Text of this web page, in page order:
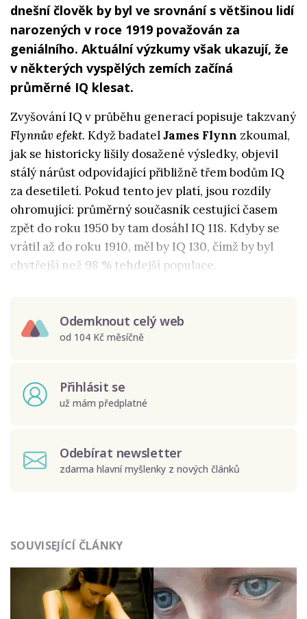
dnešní člověk by byl ve srovnání s většinou lidí
narozených v roce 1919 považován za
geniálního. Aktuální výzkumy však ukazují, že
v některých vyspělých zemích začíná
průměrné IQ klesat.
Zvyšování IQ v průběhu generací popisuje takzvaný
Flynnův efekt. Když badatelJames Flynn zkoumal,
jak se historicky lišily dosažené výsledky, objevil
stálý nárůst odpovídající přibližně třem bodům IQ
za desetiletí. Pokud tento jev platí, jsou rozdíly
ohromující: průměrný současník cestující časem
zpět do roku 1950 by tam dosáhl IQ 118. Kdyby se
vrátil až do roku 1910, měl by IQ 130, čímž by byl
chytřejší než 98 % tehdejší populace.
Odemknout celý web
od 104 Kč měsíčně
Přihlásit se
už mám předplatné
Odebírat newsletter
zdarma hlavní myšlenky z nových článků
SOUVISEJÍCÍ ČLÁNKY